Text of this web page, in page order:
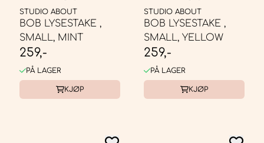
STUDIO ABOUT
BOB LYSESTAKE ,
SMALL, MINT
259,-
PÅ LAGER
KJØP
STUDIO ABOUT
BOB LYSESTAKE ,
SMALL, YELLOW
259,-
PÅ LAGER
KJØP